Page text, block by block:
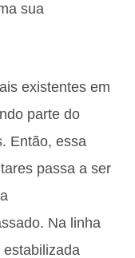
sua
existentes em
parte do
Então, essa
passa a ser
Na linha